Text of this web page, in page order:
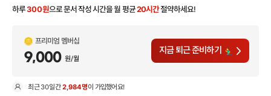
하루300원으로 문서 작성 시간을 월 평균20시간절약하세요!
프리미엄 멤버십
9,000 원/월
지금 퇴근 준비하기
최근30일간2,984명이 가입했어요!